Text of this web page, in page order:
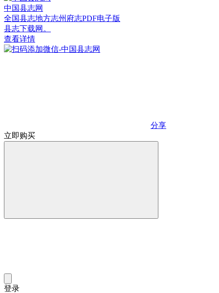
中国县志网
全国县志地方志州府志PDF电子版
县志下载网。
查看详情
分享
立即购买
登录